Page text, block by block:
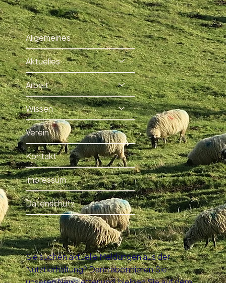
Allgemeines
Aktuelles
Arbeit
Wissen
Verein
Kontakt
Impressum
Datenschutz
Sie suchen aktuelle Meldungen aus der
Nutztierhaltung? Dann abonnieren Sie